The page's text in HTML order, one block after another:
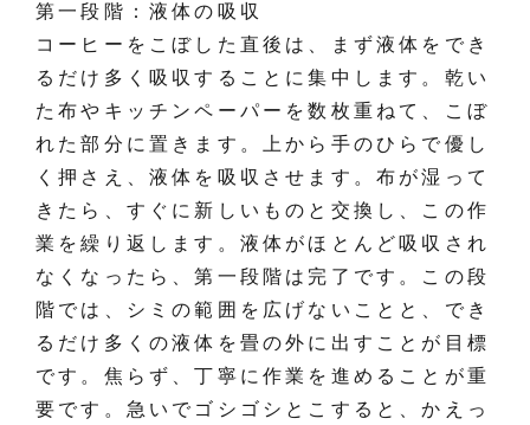
第一段階：液体の吸収
コーヒーをこぼした直後は、まず液体をでき
るだけ多く吸収することに集中します。乾い
た布やキッチンペーパーを数枚重ねて、こぼ
れた部分に置きます。上から手のひらで優し
く押さえ、液体を吸収させます。布が湿って
きたら、すぐに新しいものと交換し、この作
業を繰り返します。液体がほとんど吸収され
なくなったら、第一段階は完了です。この段
階では、シミの範囲を広げないことと、でき
るだけ多くの液体を畳の外に出すことが目標
です。焦らず、丁寧に作業を進めることが重
要です。急いでゴシゴシとこすると、かえっ